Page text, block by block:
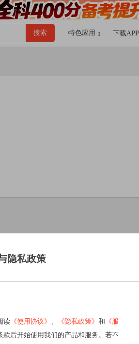
搜索 特色应用 下载APP
隐私政策
读 《使用协议》 《隐私政策》 和 《服
款后开始使用我们的产品和服务。若不